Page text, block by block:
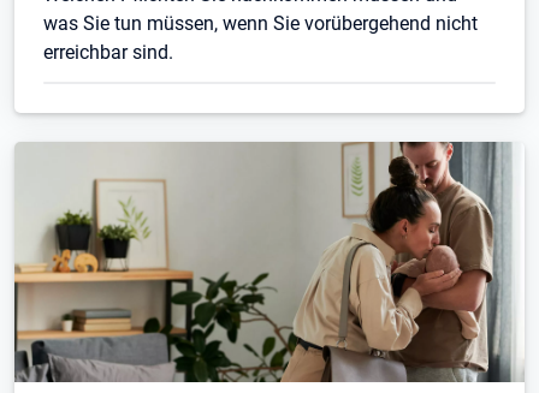
was Sie tun müssen, wenn Sie vorübergehend nicht
erreichbar sind.